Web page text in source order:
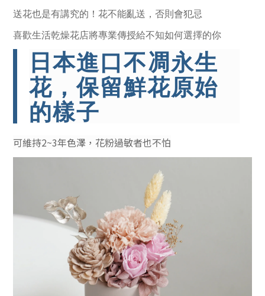
送花也是有講究的！花不能亂送，否則會犯忌
喜歡生活乾燥花店將專業傳授給不知如何選擇的你
日本進口不凋永生
花，保留鮮花原始
的樣子
可維持2~3年色澤，花粉過敏者也不怕